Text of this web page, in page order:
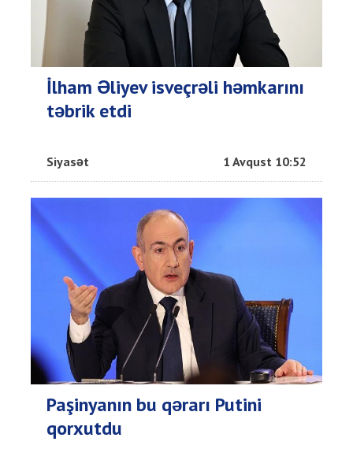
İlham Əliyev isveçrəli həmkarını
təbrik etdi
Siyasət 1 Avqust 10:52
Paşinyanın bu qərarı Putini
qorxutdu